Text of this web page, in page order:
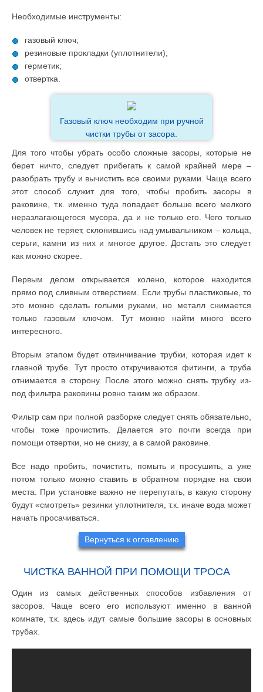
Необходимые инструменты:
газовый ключ;
резиновые прокладки (уплотнители);
герметик;
отвертка.
Газовый ключ необходим при ручной
чистки трубы от засора.
Для того чтобы убрать особо сложные засоры, которые не
берет ничто, следует прибегать к самой крайней мере –
разобрать трубу и вычистить все своими руками. Чаще всего
этот способ служит для того, чтобы пробить засоры в
раковине, т.к. именно туда попадает больше всего мелкого
неразлагающегося мусора, да и не только его. Чего только
человек не теряет, склонившись над умывальником – кольца,
серьги, камни из них и многое другое. Достать это следует
как можно скорее.
Первым делом открывается колено, которое находится
прямо под сливным отверстием. Если трубы пластиковые, то
это можно сделать голыми руками, но металл снимается
только газовым ключом. Тут можно найти много всего
интересного.
Вторым этапом будет отвинчивание трубки, которая идет к
главной трубе. Тут просто откручиваются фитинги, а труба
отнимается в сторону. После этого можно снять трубку из-
под фильтра раковины ровно таким же образом.
Фильтр сам при полной разборке следует снять обязательно,
чтобы тоже прочистить. Делается это почти всегда при
помощи отвертки, но не снизу, а в самой раковине.
Все надо пробить, почистить, помыть и просушить, а уже
потом только можно ставить в обратном порядке на свои
места. При установке важно не перепутать, в какую сторону
будут «смотреть» резинки уплотнителя, т.к. иначе вода может
начать просачиваться.
Вернуться к оглавлению
ЧИСТКА ВАННОЙ ПРИ ПОМОЩИ ТРОСА
Один из самых действенных способов избавления от
засоров. Чаще всего его используют именно в ванной
комнате, т.к. здесь идут самые большие засоры в основных
трубах.